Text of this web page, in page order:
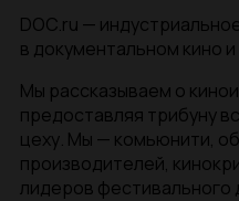
DOC.ru —
в документальном кино
Мы рассказываем о
предоставляя трибуну
цеху. Мы — комьюнити,
производителей,
лидеров фестивального